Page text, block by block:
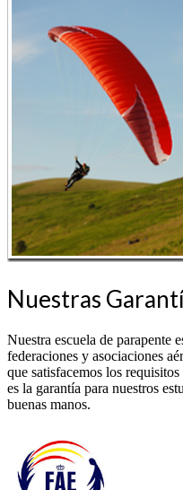
Nuestras
Nuestra escuela de parapente
federaciones y asociaciones
que satisfacemos los
es la garantía para nuestros
buenas manos.